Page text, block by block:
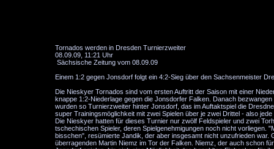
Tornados werden in Dresden Turnierzweiter
08.09.09, 11:21 Uhr
Sächsische Zeitung vom 08.09.09
Einem 1:2 gegen Jonsdorf folgt ein 4:2-Sieg über den Sachsenmeister
Die Nieskyer Tornados sind vom ersten Auftritt der Saison mit einer
knappe 1:2-Niederlage gegen die Jonsdorfer Falken. Danach
wurden so Turnierzweiter hinter Jonsdorf, das im Auftaktspiel die
super Trainingsmöglichkeit mit zwei Spielen über je zwei Drittel - also
Die Nieskyer hatten für dieses Turnier nur zwölf Feldspieler und zwei
tschechischen Spieler, deren Spielgenehmigungen noch nicht vorliegen.
bisschen", resümierte Jandik, der aber insgesamt nicht unzufrieden
überragenden Martin Niemz im Tor der Falken. Niemz, der auch schon